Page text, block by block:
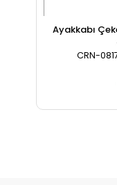
Ayakkabı
CRN-